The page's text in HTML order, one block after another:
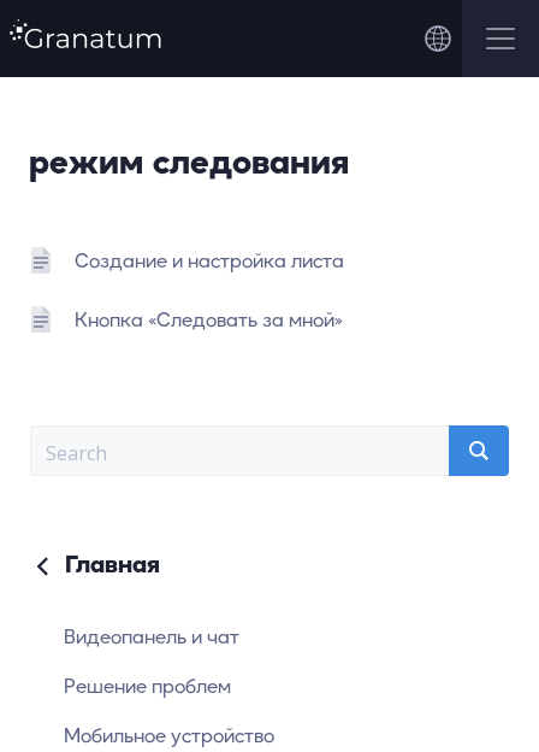
режим следования
Создание и настройка листа
Кнопка «Следовать за мной»
Главная
Видеопанель и чат
Решение проблем
Мобильное устройство